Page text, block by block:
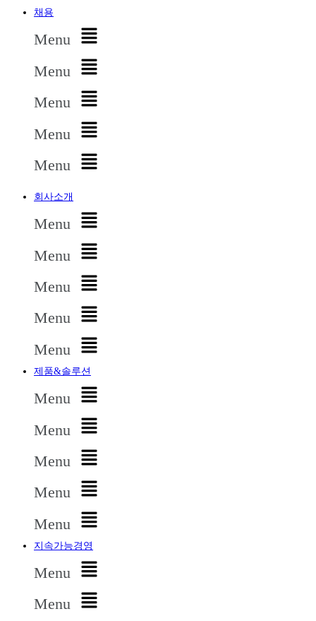
채용
Menu
Menu
Menu
Menu
Menu
회사소개
Menu
Menu
Menu
Menu
Menu
제품&솔루션
Menu
Menu
Menu
Menu
Menu
지속가능경영
Menu
Menu